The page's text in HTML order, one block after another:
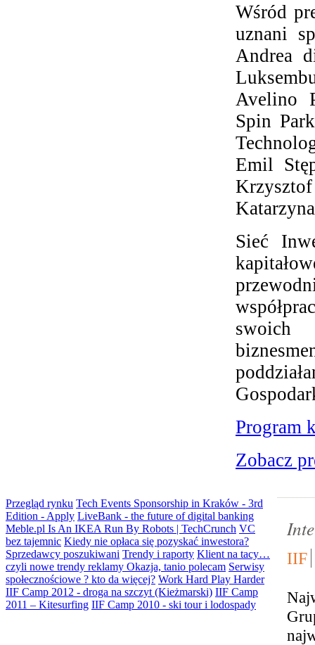
Wśród
uznani
Andrea
Avelino
Spin
Emil
Krzysztof
Sieć
Program
Zobacz
Przegląd rynku Tech Events Sponsorship in Kraków - 3rd
Edition - Apply LiveBank - the future of digital banking
Meble.pl Is An IKEA Run By Robots | TechCrunch VC
bez tajemnic Kiedy nie opłaca się pozyskać inwestora?
Sprzedawcy poszukiwani Trendy i raporty Klient na tacy…
czyli nowe trendy reklamy Okazja, tanio polecam Serwisy
społecznościowe ? kto da więcej? Work Hard Play Harder
IIF Camp 2012 - droga na szczyt (Kieżmarski) IIF Camp
2011 – Kitesurfing IIF Camp 2010 - ski tour i lodospady
IIF